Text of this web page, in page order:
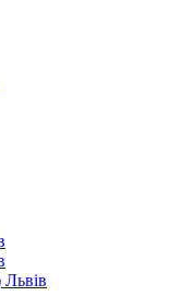
Львів